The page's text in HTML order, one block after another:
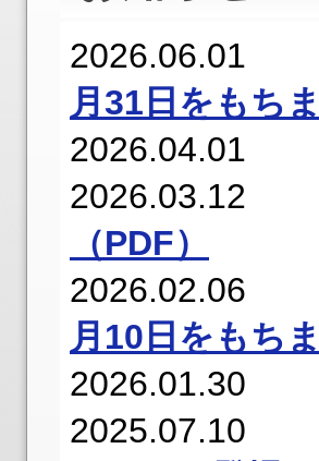
月31日をもち
（PDF）
月10日をもち